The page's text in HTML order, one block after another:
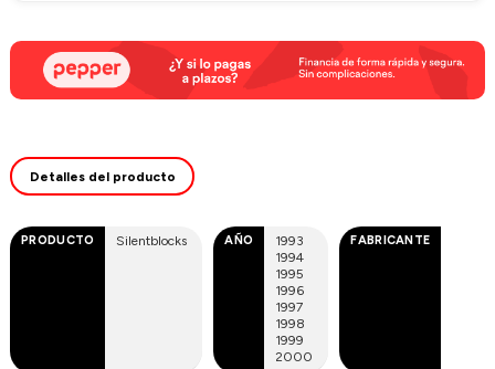
Detalles del producto
PRODUCTO Silentblocks AÑO
1993
1994
1995
1996
1997
1998
1999
2000
FABRICANTE